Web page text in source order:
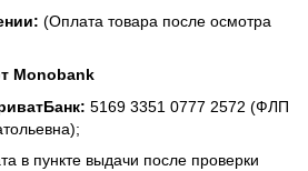
(Оплата товара после осмотра
Monobank
5169 3351 0777 2572 (ФЛП
в пункте выдачи после проверки